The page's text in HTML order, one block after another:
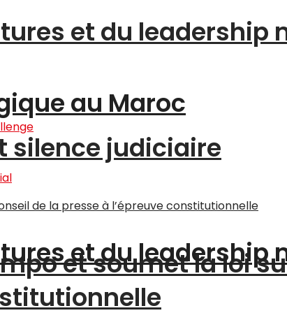
et du leadership
silence judiciaire
et soumet la loi
au Maroc
et du leadership